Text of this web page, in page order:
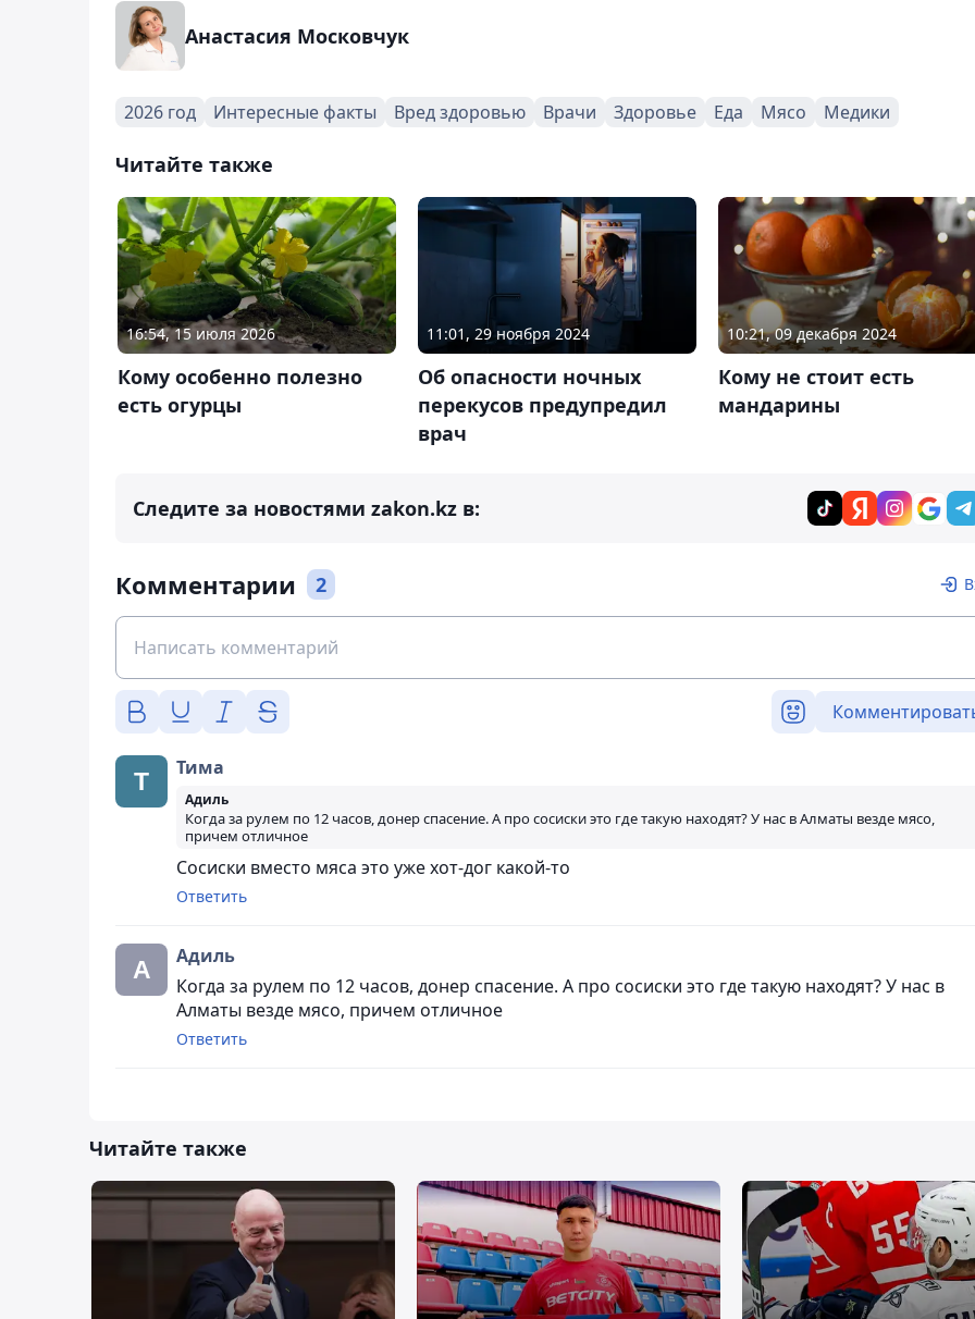
Анастасия Московчук
2026 год Интересные факты Вред здоровью Врачи Здоровье Еда Мясо Медики
Читайте также
16:54, 15 июля 2026
Кому особенно полезно
есть огурцы
11:01, 29 ноября 2024
Об опасности ночных
перекусов предупредил
врач
10:21, 09 декабря 2024
Кому не стоит есть
мандарины
Следите за новостями zakon.kz в:
Комментарии 2
Тима
Адиль
Когда за рулем по 12 часов, донер спасение. А про сосиски это где такую находят? У нас в Алматы везде мясо,
причем отличное
Сосиски вместо мяса это уже хот-дог какой-то
Ответить
Адиль
Когда за рулем по 12 часов, донер спасение. А про сосиски это где такую находят? У нас в
Алматы везде мясо, причем отличное
Ответить
Читайте также